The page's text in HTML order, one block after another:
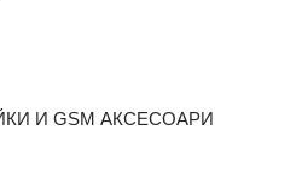
И GSM АКСЕСОАРИ